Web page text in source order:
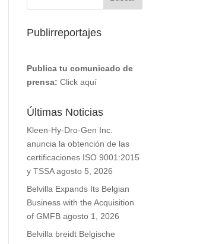
Publirreportajes
Publica tu comunicado de
prensa: Click aquí
Últimas Noticias
Kleen-Hy-Dro-Gen Inc.
anuncia la obtención de las
certificaciones ISO 9001:2015
y TSSA agosto 5, 2026
Belvilla Expands Its Belgian
Business with the Acquisition
of GMFB agosto 1, 2026
Belvilla breidt Belgische